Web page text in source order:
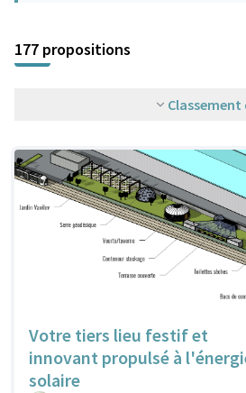
177 propositions
Votre tiers lieu festif et
innovant propulsé à
solaire